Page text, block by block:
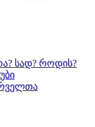
სად? როდის?